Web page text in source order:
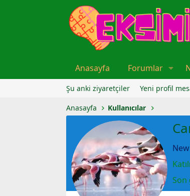
Anasayfa Forumlar
Şu anki ziyaretçiler Yeni profil
Anasayfa Kullanıcılar
Son